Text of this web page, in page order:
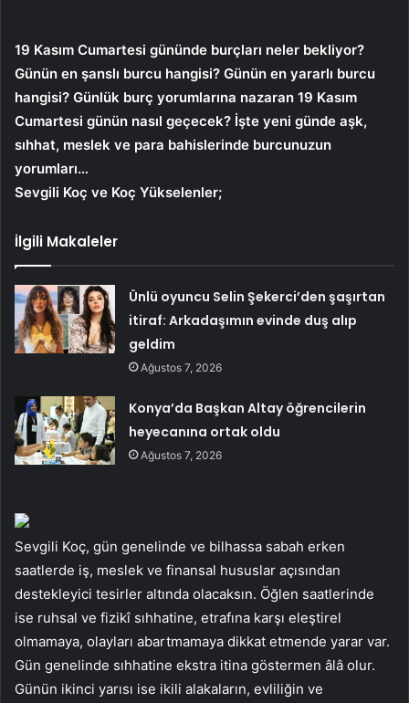
19 Kasım Cumartesi gününde burçları neler bekliyor?
Günün en şanslı burcu hangisi? Günün en yararlı burcu
hangisi? Günlük burç yorumlarına nazaran 19 Kasım
Cumartesi günün nasıl geçecek? İşte yeni günde aşk,
sıhhat, meslek ve para bahislerinde burcunuzun
yorumları…
Sevgili Koç ve Koç Yükselenler;
İlgili Makaleler
Ünlü oyuncu Selin Şekerci’den şaşırtan
itiraf: Arkadaşımın evinde duş alıp
geldim
Ağustos 7, 2026
Konya’da Başkan Altay öğrencilerin
heyecanına ortak oldu
Ağustos 7, 2026
Sevgili Koç, gün genelinde ve bilhassa sabah erken
saatlerde iş, meslek ve finansal hususlar açısından
destekleyici tesirler altında olacaksın. Öğlen saatlerinde
ise ruhsal ve fizikî sıhhatine, etrafına karşı eleştirel
olmamaya, olayları abartmamaya dikkat etmende yarar var.
Gün genelinde sıhhatine ekstra itina göstermen âlâ olur.
Günün ikinci yarısı ise ikili alakaların, evliliğin ve